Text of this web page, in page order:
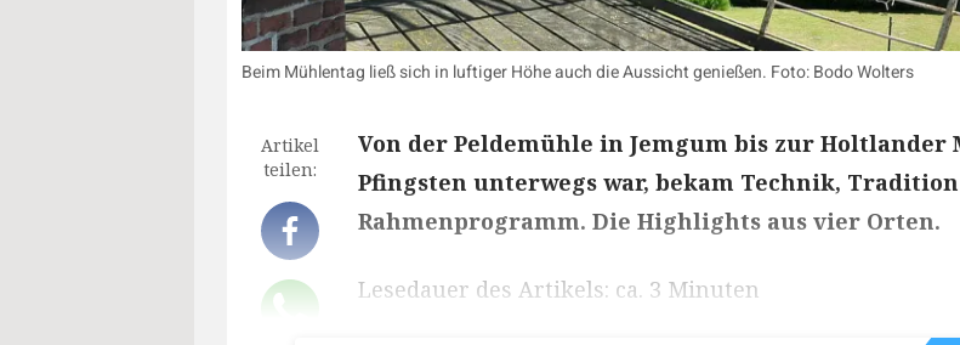
Beim Mühlentag ließ sich in luftiger Höhe auch die Aussicht genießen. Foto: Bodo Wolters
Artikel
teilen:
Von der Peldemühle in Jemgum bis zur Holtlander
Pfingsten unterwegs war, bekam Technik,
Rahmenprogramm. Die Highlights aus vier Orten.
Lesedauer des Artikels: ca. 3 Minuten